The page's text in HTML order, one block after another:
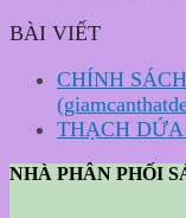
BÀI VIẾT
CHÍNH
THẠCH
NHÀ PHÂN PHỐI